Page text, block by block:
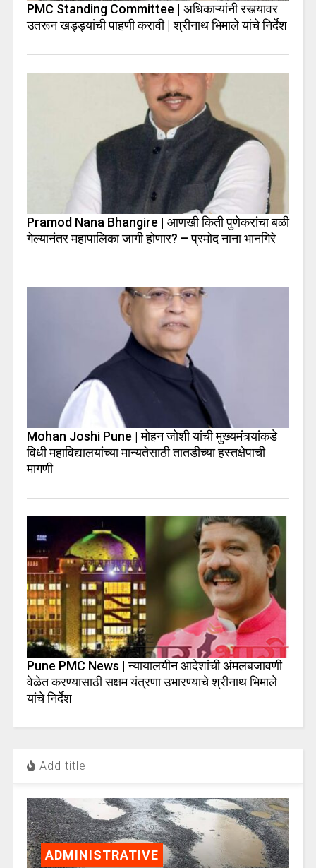
PMC Standing Committee | अधिकाऱ्यांनी रस्त्यावर
उतरून खड्ड्यांची पाहणी करावी | श्रीनाथ भिमाले यांचे निर्देश
Pramod Nana Bhangire | आणखी किती पुणेकरांचा बळी
गेल्यानंतर महापालिका जागी होणार? – प्रमोद नाना भानगिरे
Mohan Joshi Pune | मोहन जोशी यांची मुख्यमंत्र्यांकडे
विधी महाविद्यालयांच्या मान्यतेसाठी तातडीच्या हस्तक्षेपाची
मागणी
Pune PMC News | न्यायालयीन आदेशांची अंमलबजावणी
वेळेत करण्यासाठी सक्षम यंत्रणा उभारण्याचे श्रीनाथ भिमाले
यांचे निर्देश
Add title
ADMINISTRATIVE